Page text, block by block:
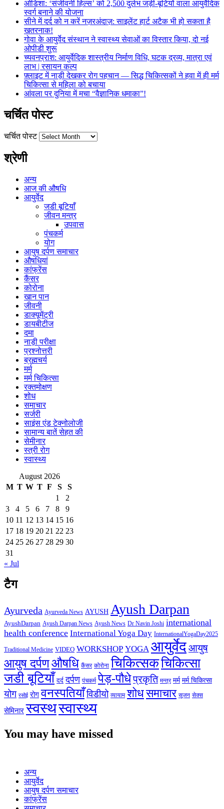
ओडिशा: ‘संजीवनी हिल्स’ को 2,500 दुर्लभ जड़ी-बूटियों वाला आयुर्वेदिक
स्वर्ग बनाने की योजना
सीने में दर्द को न करें नज़रअंदाज़: साइलेंट हार्ट अटैक भी हो सकता है
खतरनाक!
गोवा के आयुर्वेद संस्थान ने स्वास्थ्य सेवाओं का विस्तार किया, दो नई
ओपीडी शुरू
च्यवनप्राश: आयुर्वेदिक शास्त्रीय निर्माण विधि, घटक द्रव्य, मात्रा एवं
लाभ | रसायन कल्प
फ़्लाइट में नाड़ी देखकर रोग पहचान — सिद्ध चिकित्सकों ने हवा में ही मर्म
चिकित्सा से महिला को बचाया
आंवला पर दुनिया में मचा “वैज्ञानिक धमाका”!
चर्चित पोस्ट
चर्चित पोस्ट
श्रेणी
अन्य
आज की औषधि
आयुर्वेद
जडी बूटियाँ
जीवन मन्त्र
उपवास
पंचकर्म
योग
आयुष दर्पण समाचार
औषधियां
कांफ्रेंस
कैंसर
कोरोना
खान पान
जीवनी
डाक्यूमेंट्री
डायबीटीज
दमा
नाड़ी परीक्षा
प्रश्नोत्तरी
ब्रह्मचर्य
मर्म
मर्म चिकित्सा
रक्तमोक्षण
शोध
समाचार
सर्जरी
साइंस एंड टेक्नोलोजी
सामान्य बातें सेहत की
सेमीनार
स्त्री रोग
स्वास्थ्य
August 2026
M T W T F S
S
1
2
3
4 5 6 7 8
9
10 11 12 13 14 15 16
17 18 19 20 21 22 23
24 25 26 27 28 29 30
31
« Jul
टैग
Ayurveda Ayurveda News AYUSH Ayush Darpan
AyushDarpan Ayush Darpan News Ayush News Dr Navin Joshi international
health conference International Yoga Day InternationalYogaDay2025
Traditional Medicine VIDEO WORKSHOP YOGA आयुर्वेदआयुष
आयुष दर्पणऔषधि कैंसर कोरोना चिकित्सकचिकित्सा
जडी बूटियाँ दर्द दर्पण पंचकर्म पेड़-पौधेप्रकृति मन्त्र मर्म मर्म चिकित्सा
योग रसोई रोग वनस्पतियाँविडीयो व्यायाम शोधसमाचार सूजन सेक्स
सेमिनार स्वस्थस्वास्थ्य
You may have missed
अन्य
आयुर्वेद
आयुष दर्पण समाचार
कांफ्रेंस